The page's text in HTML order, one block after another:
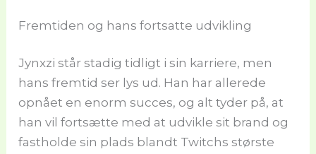
Fremtiden og hans fortsatte udvikling
Jynxzi står stadig tidligt i sin karriere, men
hans fremtid ser lys ud. Han har allerede
opnået en enorm succes, og alt tyder på, at
han vil fortsætte med at udvikle sit brand og
fastholde sin plads blandt Twitchs største